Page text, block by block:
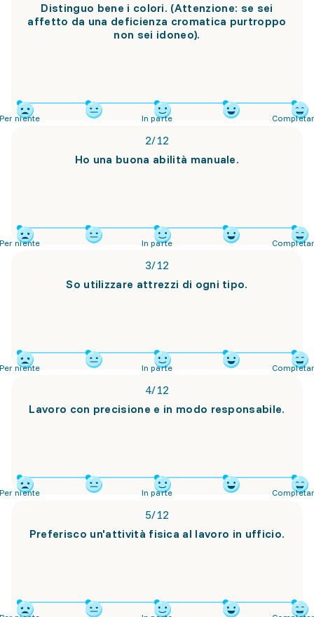
Distinguo bene i colori. (Attenzione: se sei
affetto da una deficienza cromatica purtroppo
non sei idoneo).
niente In parte
2/12
Ho una buona abilità manuale.
niente In parte
3/12
So utilizzare attrezzi di ogni tipo.
niente In parte
4/12
Lavoro con precisione e in modo responsabile.
niente In parte
5/12
Preferisco un'attività fisica al lavoro in ufficio.